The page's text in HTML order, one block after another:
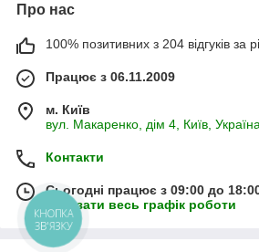
Про нас
100% позитивних з 204 відгуків за
Працює з 06.11.2009
м. Київ
вул. Макаренко, дім 4, Київ, Україна
Контакти
Сьогодні працює з 09:00 до
Показати весь графік роботи
КНОПКА
ЗВ'ЯЗКУ